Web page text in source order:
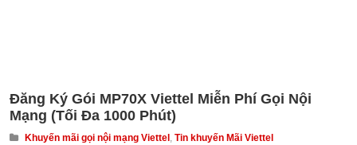
Đăng Ký Gói MP70X Viettel Miễn Phí Gọi Nội
Mạng (Tối Đa 1000 Phút)
Khuyến mãi gọi nội mạng Viettel ,Tin khuyến Mãi Viettel